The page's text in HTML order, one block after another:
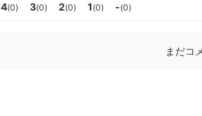
4(0) 3(0) 2(0) 1(0) -(0)
まだコ